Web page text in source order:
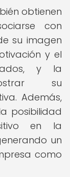
obtienen
con
su imagen
y el
y la
su
Además,
posibilidad
en la
un
como